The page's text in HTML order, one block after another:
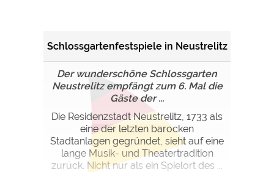
Schlossgartenfestspiele in Neustrelitz
Der wunderschöne Schlossgarten
Neustrelitz empfängt zum 6. Mal die
Gäste der ...
Die Residenzstadt Neustrelitz, 1733 als
eine der letzten barocken
Stadtanlagen gegründet, sieht auf eine
lange Musik- und Theatertradition
zurück. Nicht nur als ein Spielort des ...